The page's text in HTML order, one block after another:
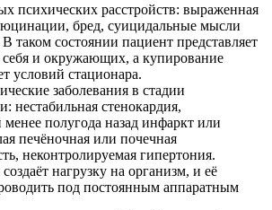
психических расстройств: выраженная
бред, суицидальные мысли
таком состоянии пациент представляет
себя и окружающих, а купирование
условий стационара.
заболевания в стадии
нестабильная стенокардия,
полугода назад инфаркт или
печёночная или почечная
неконтролируемая гипертония.
нагрузку на организм, и её
под постоянным аппаратным